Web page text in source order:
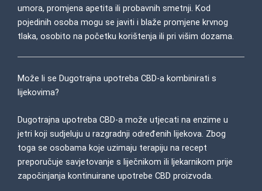
umora, promjena apetita ili probavnih smetnji. Kod
pojedinih osoba mogu se javiti i blaže promjene krvnog
tlaka, osobito na početku korištenja ili pri višim dozama.
Može li se Dugotrajna upotreba CBD-a kombinirati s
lijekovima?
Dugotrajna upotreba CBD-a može utjecati na enzime u
jetri koji sudjeluju u razgradnji određenih lijekova. Zbog
toga se osobama koje uzimaju terapiju na recept
preporučuje savjetovanje s liječnikom ili ljekarnikom prije
započinjanja kontinuirane upotrebe CBD proizvoda.